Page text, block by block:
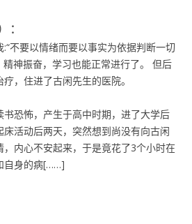
不要以情绪而要以事实为依据判断一切
神振奋，学习也能正常进行了。 但后
，住进了古闲先生的医院。
恐怖，产生于高中时期，进了大学后
活动后两天，突然想到尚没有向古闲
，内心不安起来，于是竟花了3个小时在
自身的病[……]